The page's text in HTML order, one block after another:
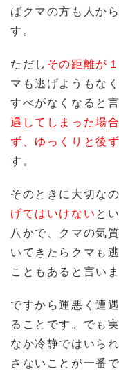
ばクマの方も人か
す。
ただし その距離が
マも逃げようもな
すべがなくなると
遇してしまった場
ず、ゆっくりと後
す。
そのときに大切な
げてはいけないと
八かで、クマの気
いてきたらクマも
こともあると言いま
ですから運悪く遭
ることです。でも
なか冷静ではいら
さないことが一番で